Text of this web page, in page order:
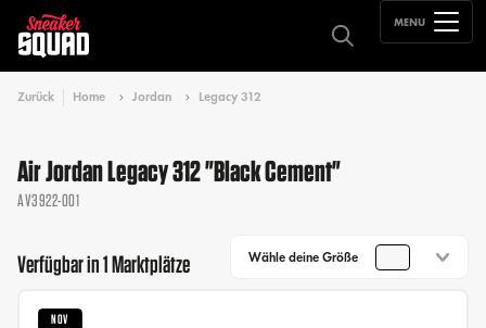
MENU
Zurück Home Jordan Legacy 312
Air Jordan Legacy 312 "Black Cement"
AV3922-001
Verfügbar in 1 Marktplätze Wähle deine Größe
NOV